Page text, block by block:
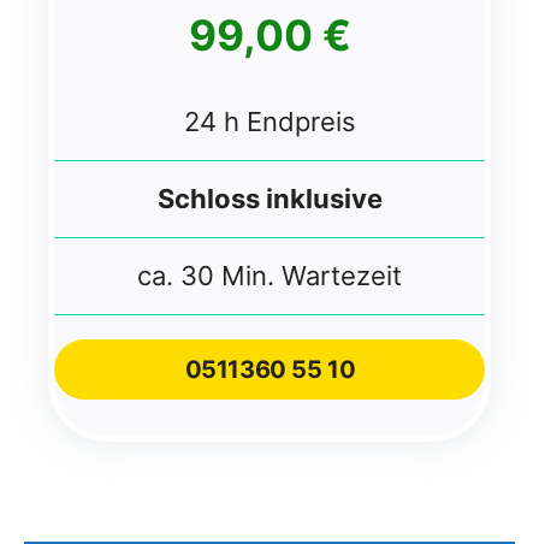
99,00 €
24 h Endpreis
Schloss inklusive
ca. 30 Min. Wartezeit
0511360 55 10